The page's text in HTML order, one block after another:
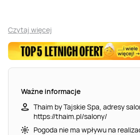
Czytaj więcej
Ważne informacje
Thaim by Tajskie Spa, adresy
https://thaim.pl/salony/
Pogoda nie ma wpływu na